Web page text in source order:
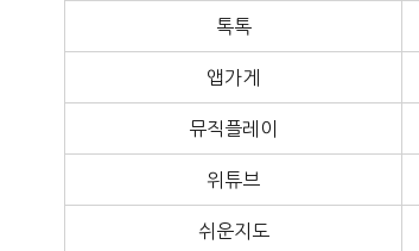
톡톡
앱가게
뮤직플레이
위튜브
쉬운지도